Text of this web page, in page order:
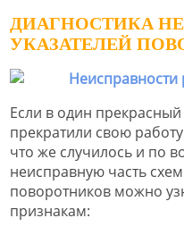
ДИАГНОСТИКА
УКАЗАТЕЛЕЙ
Если в один
прекратили свою
что же случилось и по
неисправную часть
поворотников можно
признакам: